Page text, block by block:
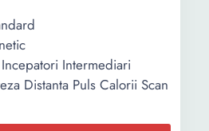
Intermediari
Distanta Puls Calorii Scan